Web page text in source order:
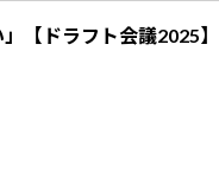
【ドラフト会議2025】